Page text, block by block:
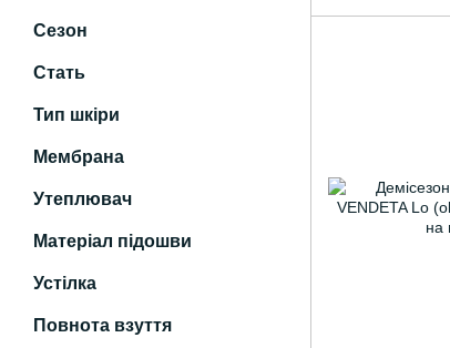
Сезон
Стать
Тип шкіри
Мембрана
Утеплювач
Матеріал підошви
Устілка
Повнота взуття